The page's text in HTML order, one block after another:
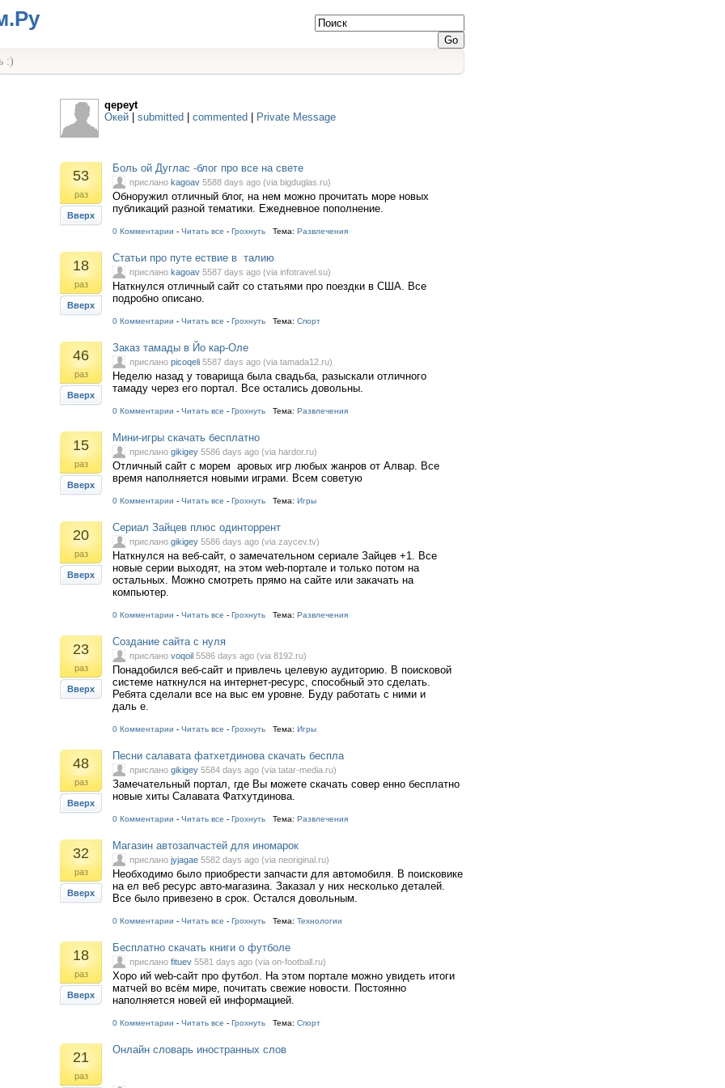
:)
qepeyt
Окей
submitted commented Private Message
53
раз
Вверх
Боль ой Дуглас -блог про все на свете
прислано kagoav 5588 days ago (via bigduglas.ru)
Обноружил отличный блог, на нем можно прочитать море новых
публикаций разной тематики. Ежедневное пополнение.
0 Комментарии - Читать все - Грохнуть Тема: Развлечения
18
раз
Вверх
Статьи про путе ествие в талию
прислано kagoav 5587 days ago (via infotravel.su)
Наткнулся отличный сайт со статьями про поездки в США. Все
подробно описано.
0 Комментарии - Читать все - Грохнуть Тема: Спорт
46
раз
Вверх
Заказ тамады в Йо кар-Оле
прислано picoqeli 5587 days ago (via tamada12.ru)
Неделю назад у товарища была свадьба, разыскали отличного
тамаду через его портал. Все остались довольны.
0 Комментарии - Читать все - Грохнуть Тема: Развлечения
15
раз
Вверх
Мини-игры скачать бесплатно
прислано gikigey 5586 days ago (via hardor.ru)
Отличный сайт с морем аровых игр любых жанров от Алвар. Все
время наполняется новыми играми. Всем советую
0 Комментарии - Читать все - Грохнуть Тема: Игры
20
раз
Вверх
Сериал Зайцев плюс одинторрент
прислано gikigey 5586 days ago (via zaycev.tv)
Наткнулся на веб-сайт, о замечательном сериале Зайцев +1. Все
новые серии выходят, на этом web-портале и только потом на
остальных. Можно смотреть прямо на сайте или закачать на
компьютер.
0 Комментарии - Читать все - Грохнуть Тема: Развлечения
23
раз
Вверх
Создание сайта с нуля
прислано voqoil 5586 days ago (via 8192.ru)
Понадобился веб-сайт и привлечь целевую аудиторию. В поисковой
системе наткнулся на интернет-ресурс, способный это сделать.
Ребята сделали все на выс ем уровне. Буду работать с ними и
даль е.
0 Комментарии - Читать все - Грохнуть Тема: Игры
48
раз
Вверх
Песни салавата фатхетдинова скачать беспла
прислано gikigey 5584 days ago (via tatar-media.ru)
Замечательный портал, где Вы можете скачать совер енно бесплатно
новые хиты Салавата Фатхутдинова.
0 Комментарии - Читать все - Грохнуть Тема: Развлечения
32
раз
Вверх
Магазин автозапчастей для иномарок
прислано jyjagae 5582 days ago (via neoriginal.ru)
Необходимо было приобрести запчасти для автомобиля. В поисковике
на ел веб ресурс авто-магазина. Заказал у них несколько деталей.
Все было привезено в срок. Остался довольным.
0 Комментарии - Читать все - Грохнуть Тема: Технологии
18
раз
Вверх
Бесплатно скачать книги о футболе
прислано fituev 5581 days ago (via on-football.ru)
Хоро ий web-сайт про футбол. На этом портале можно увидеть итоги
матчей во всём мире, почитать свежие новости. Постоянно
наполняется новей ей информацией.
0 Комментарии - Читать все - Грохнуть Тема: Спорт
21
раз
Онлайн словарь иностранных слов